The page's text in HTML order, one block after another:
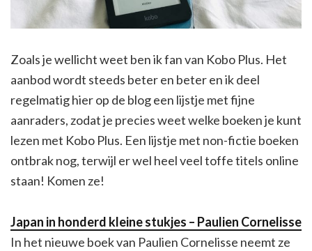
Zoals je wellicht weet ben ik fan van Kobo Plus. Het
aanbod wordt steeds beter en beter en ik deel
regelmatig hier op de blog een lijstje met fijne
aanraders, zodat je precies weet welke boeken je kunt
lezen met Kobo Plus. Een lijstje met non-fictie boeken
ontbrak nog, terwijl er wel heel veel toffe titels online
staan! Komen ze!
Japan in honderd kleine stukjes – Paulien Cornelisse
In het nieuwe boek van Paulien Cornelisse neemt ze